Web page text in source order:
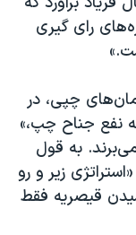
رای گیری
چپی، در
نفع جناح چپ،»
به قول
زير و رو
قيصريه فقط